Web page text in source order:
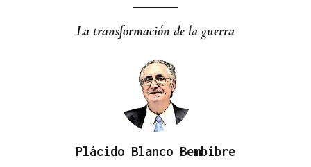
La transformación de la guerra
Plácido Blanco Bembibre